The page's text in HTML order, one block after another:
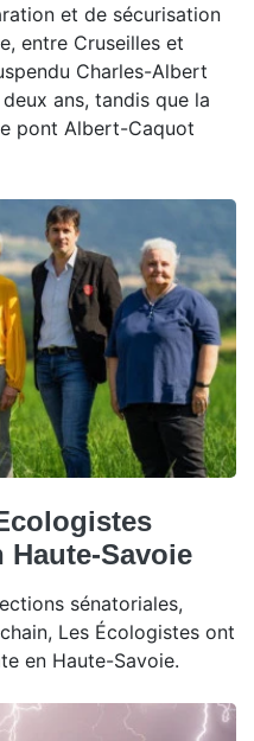
et de sécurisation
entre Cruseilles et
Charles-Albert
ans, tandis que la
pont Albert-Caquot
Savoie
sénatoriales,
Les Écologistes ont
en Haute-Savoie.